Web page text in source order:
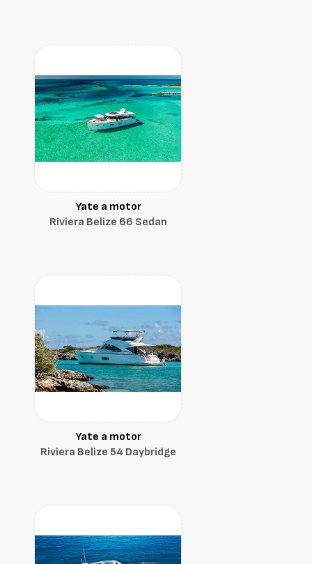
Yate a motor
Riviera Belize 66 Sedan
Yate a motor
Riviera Belize 54 Daybridge